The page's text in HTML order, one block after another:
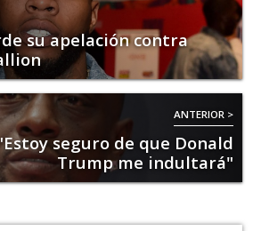
su apelación contra
ANTERIOR >
seguro de que Donald
Trump me indultará"